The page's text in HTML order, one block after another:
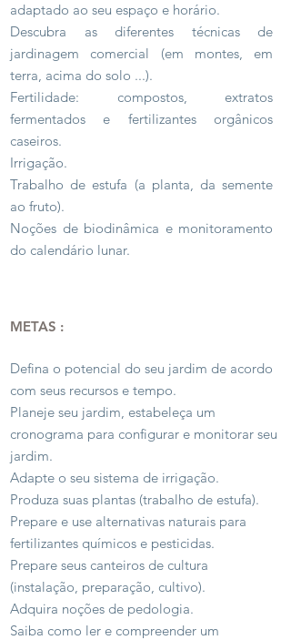
adaptado ao seu espaço e horário.
Descubra as diferentes técnicas de
jardinagem comercial (em montes, em
terra, acima do solo ...).
Fertilidade: compostos, extratos
fermentados e fertilizantes orgânicos
caseiros.
Irrigação.
Trabalho de estufa (a planta, da semente
ao fruto).
Noções de biodinâmica e monitoramento
do calendário lunar.
METAS :
Defina o potencial do seu jardim de acordo
com seus recursos e tempo.
Planeje seu jardim, estabeleça um
cronograma para configurar e monitorar seu
jardim.
Adapte o seu sistema de irrigação.
Produza suas plantas (trabalho de estufa).
Prepare e use alternativas naturais para
fertilizantes químicos e pesticidas.
Prepare seus canteiros de cultura
(instalação, preparação, cultivo).
Adquira noções de pedologia.
Saiba como ler e compreender um